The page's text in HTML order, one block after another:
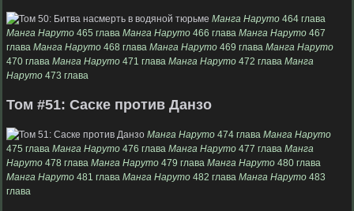
Манга Наруто 464 глава
Манга Наруто 465 глава Манга Наруто 466 глава Манга Наруто 467
глава Манга Наруто 468 глава Манга Наруто 469 глава Манга Наруто
470 глава Манга Наруто 471 глава Манга Наруто 472 глава Манга
Наруто 473 глава
Том #51: Саске против Данзо
Манга Наруто 474 глава Манга Наруто
475 глава Манга Наруто 476 глава Манга Наруто 477 глава Манга
Наруто 478 глава Манга Наруто 479 глава Манга Наруто 480 глава
Манга Наруто 481 глава Манга Наруто 482 глава Манга Наруто 483
глава